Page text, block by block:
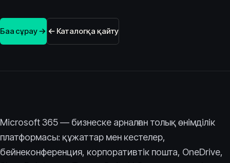
Баға сұрау Каталогқа қайту
Microsoft 365 — бизнеске арналған толық өнімділік
платформасы: құжаттар мен кестелер,
бейнеконференция, корпоративтік пошта, OneDrive,